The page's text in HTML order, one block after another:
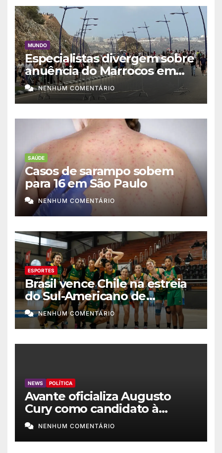
MUNDO
Especialistas divergem sobre
anuência do Marrocos em
migração a Ceuta
NENHUM COMENTÁRIO
SAÚDE
Casos de sarampo sobem
para 16 em São Paulo
NENHUM COMENTÁRIO
ESPORTES
Brasil vence Chile na estreia
do Sul-Americano de
basquete feminino
NENHUM COMENTÁRIO
NEWS POLÍTICA
Avante oficializa Augusto
Cury como candidato à
Presidência
NENHUM COMENTÁRIO